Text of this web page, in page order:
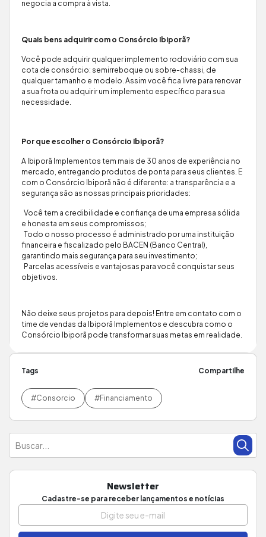
negocia a compra à vista.
Quais bens adquirir com o Consórcio Ibiporã?
Você pode adquirir qualquer implemento rodoviário com sua
cota de consórcio: semirreboque ou sobre-chassi, de
qualquer tamanho e modelo. Assim você fica livre para renovar
a sua frota ou adquirir um implemento específico para sua
necessidade.
Por que escolher o Consórcio Ibiporã?
A Ibiporã Implementos tem mais de 30 anos de experiência no
mercado, entregando produtos de ponta para seus clientes. E
com o Consórcio Ibiporã não é diferente: a transparência e a
segurança são as nossas principais prioridades:
Você tem a credibilidade e confiança de uma empresa sólida
e honesta em seus compromissos;
Todo o nosso processo é administrado por uma instituição
financeira e fiscalizado pelo BACEN (Banco Central),
garantindo mais segurança para seu investimento;
Parcelas acessíveis e vantajosas para você conquistar seus
objetivos.
Não deixe seus projetos para depois! Entre em contato com o
time de vendas da Ibiporã Implementos e descubra como o
Consórcio Ibiporã pode transformar suas metas em realidade.
Tags
#Consorcio #Financiamento
Compartilhe
Newsletter
Cadastre-se para receber lançamentos e notícias